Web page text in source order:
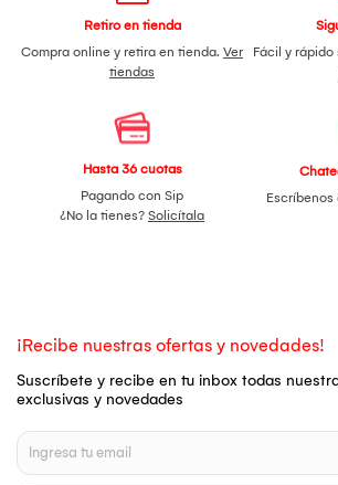
Retiro en tienda
Compra online y retira en tienda. Ver
tiendas
Fácil y rápido
Hasta 36 cuotas
Pagando con Sip
¿No la tienes? Solicítala
Escríbenos
¡Recibe nuestras ofertas y novedades!
Suscríbete y recibe en tu inbox todas
exclusivas y novedades